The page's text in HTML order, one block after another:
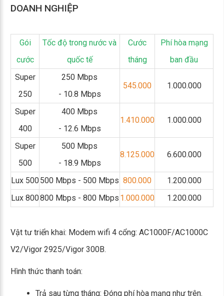
DOANH NGHIỆP
Gói
cước
Tốc độ trong nước và
quốc tế
Cước
tháng
Phí hòa mạng
ban đầu
Super
250
250 Mbps
- 10.8 Mbps
545.000 1.000.000
Super
400
400 Mbps
- 12.6 Mbps
1.410.000 1.000.000
Super
500
500 Mbps
- 18.9 Mbps
8.125.000 6.600.000
Lux 500500 Mbps - 500 Mbps 800.000
1.200.000
Lux 800800 Mbps - 800 Mbps 1.000.000 1.200.000
Vật tư triển khai: Modem wifi 4 cổng: AC1000F/AC1000C
V2/Vigor 2925/Vigor 300B.
Hình thức thanh toán:
Trả sau từng tháng: Đóng phí hòa mạng như trên.